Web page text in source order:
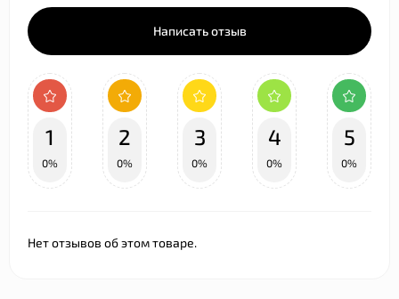
Написать отзыв
1
0%
2
0%
3
0%
4
0%
5
0%
Нет отзывов об этом товаре.